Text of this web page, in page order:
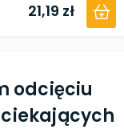
21,19 zł
odcięciu